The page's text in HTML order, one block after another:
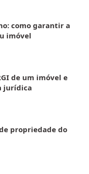
como garantir a
imóvel
de um imóvel e
jurídica
propriedade do